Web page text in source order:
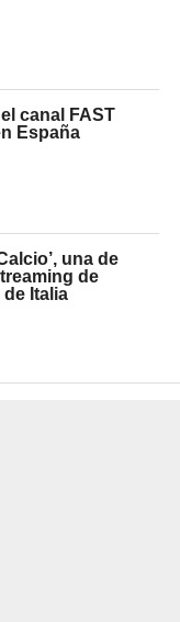
canal FAST
España
una de
de
Italia